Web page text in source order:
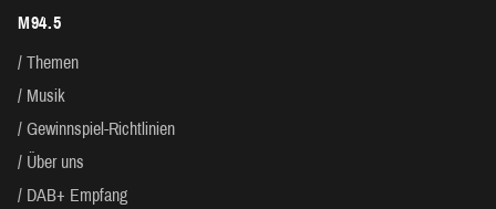
M94.5
Themen
Musik
Gewinnspiel-Richtlinien
Über uns
DAB+ Empfang